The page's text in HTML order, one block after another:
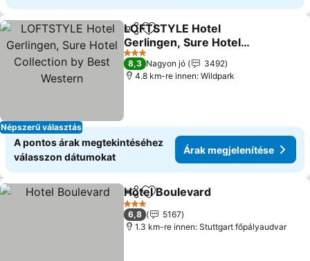
Népszerű választás
MegosztásHozzáadás a kedvencekhez
LOFTSTYLE Hotel
Gerlingen, Sure Hotel
Collection by Best
Western
Árak megjelenítése
3 Kategória
8,3 Nagyon jó
3492
4.8 km-re innen: Wildpark
A pontos árak megtekintéséhez
válasszon dátumokat
Árak megjelenítése
Megosztás
Hozzáadás a kedvencekhez
Hotel Boulevard
3 Kategória
6,8
5167
1.3 km-re innen: Stuttgart főpályaudvar